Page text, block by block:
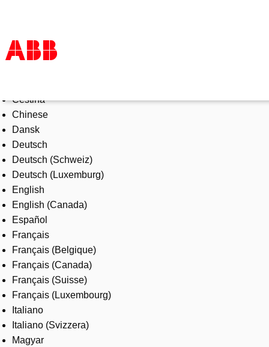
Products & Solutions
Industries
Services
About us
Where to buy
Contact us
Careers
Čeština
Chinese
Dansk
Deutsch
Deutsch (Schweiz)
Deutsch (Luxemburg)
English
English (Canada)
Español
Français
Français (Belgique)
Français (Canada)
Français (Suisse)
Français (Luxembourg)
Italiano
Italiano (Svizzera)
Magyar